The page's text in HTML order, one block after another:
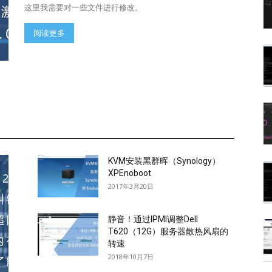
这里我需要对一些文件进行修改。
阅读更多
KVM安装黑群晖（Synology）
XPEnoboot
2017年3月20日
静音！通过IPMI调整Dell
T620（12G）服务器散热风扇的
转速
2018年10月7日